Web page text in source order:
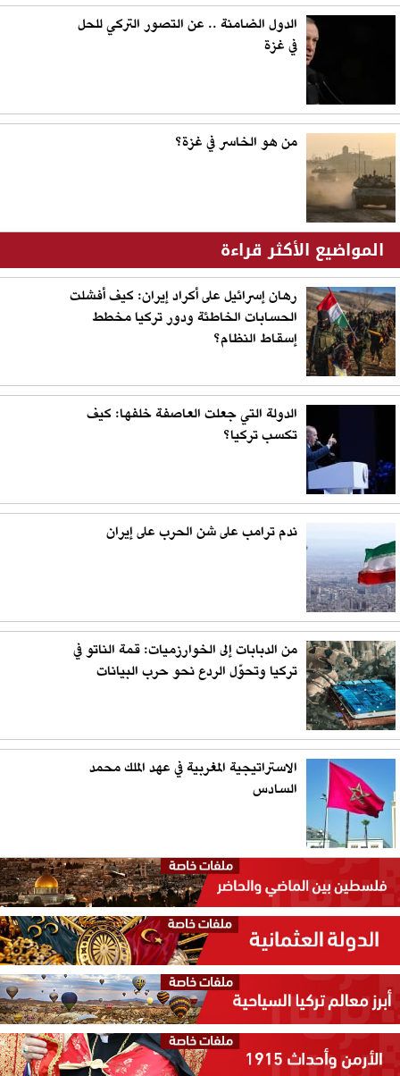
الدول الضامنة .. عن التصور التركي للحل
في غزة
من هو الخاسر في غزة؟
المواضيع الأكثر قراءة
رهان إسرائيل على أكراد إيران: كيف أفشلت
الحسابات الخاطئة ودور تركيا مخطط
إسقاط النظام؟
الدولة التي جعلت العاصفة خلفها: كيف
تكسب تركيا؟
ندم ترامب على شن الحرب على إيران
من الدبابات إلى الخوارزميات: قمة الناتو في
تركيا وتحوّل الردع نحو حرب البيانات
الاستراتيجية المغربية في عهد الملك محمد
السادس